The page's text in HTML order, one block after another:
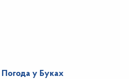
Погода у Буках